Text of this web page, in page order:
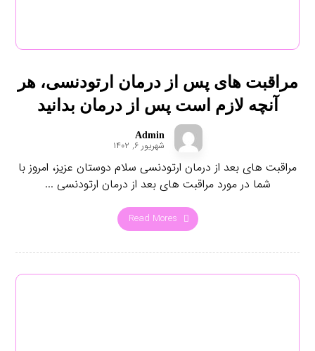
مراقبت های پس از درمان ارتودنسی، هر
آنچه لازم است پس از درمان بدانید
Admin
شهریور ۶, ۱۴۰۲
مراقبت های بعد از درمان ارتودنسی سلام دوستان عزیز، امروز با
شما در مورد مراقبت های بعد از درمان ارتودنسی ...
Read Mores